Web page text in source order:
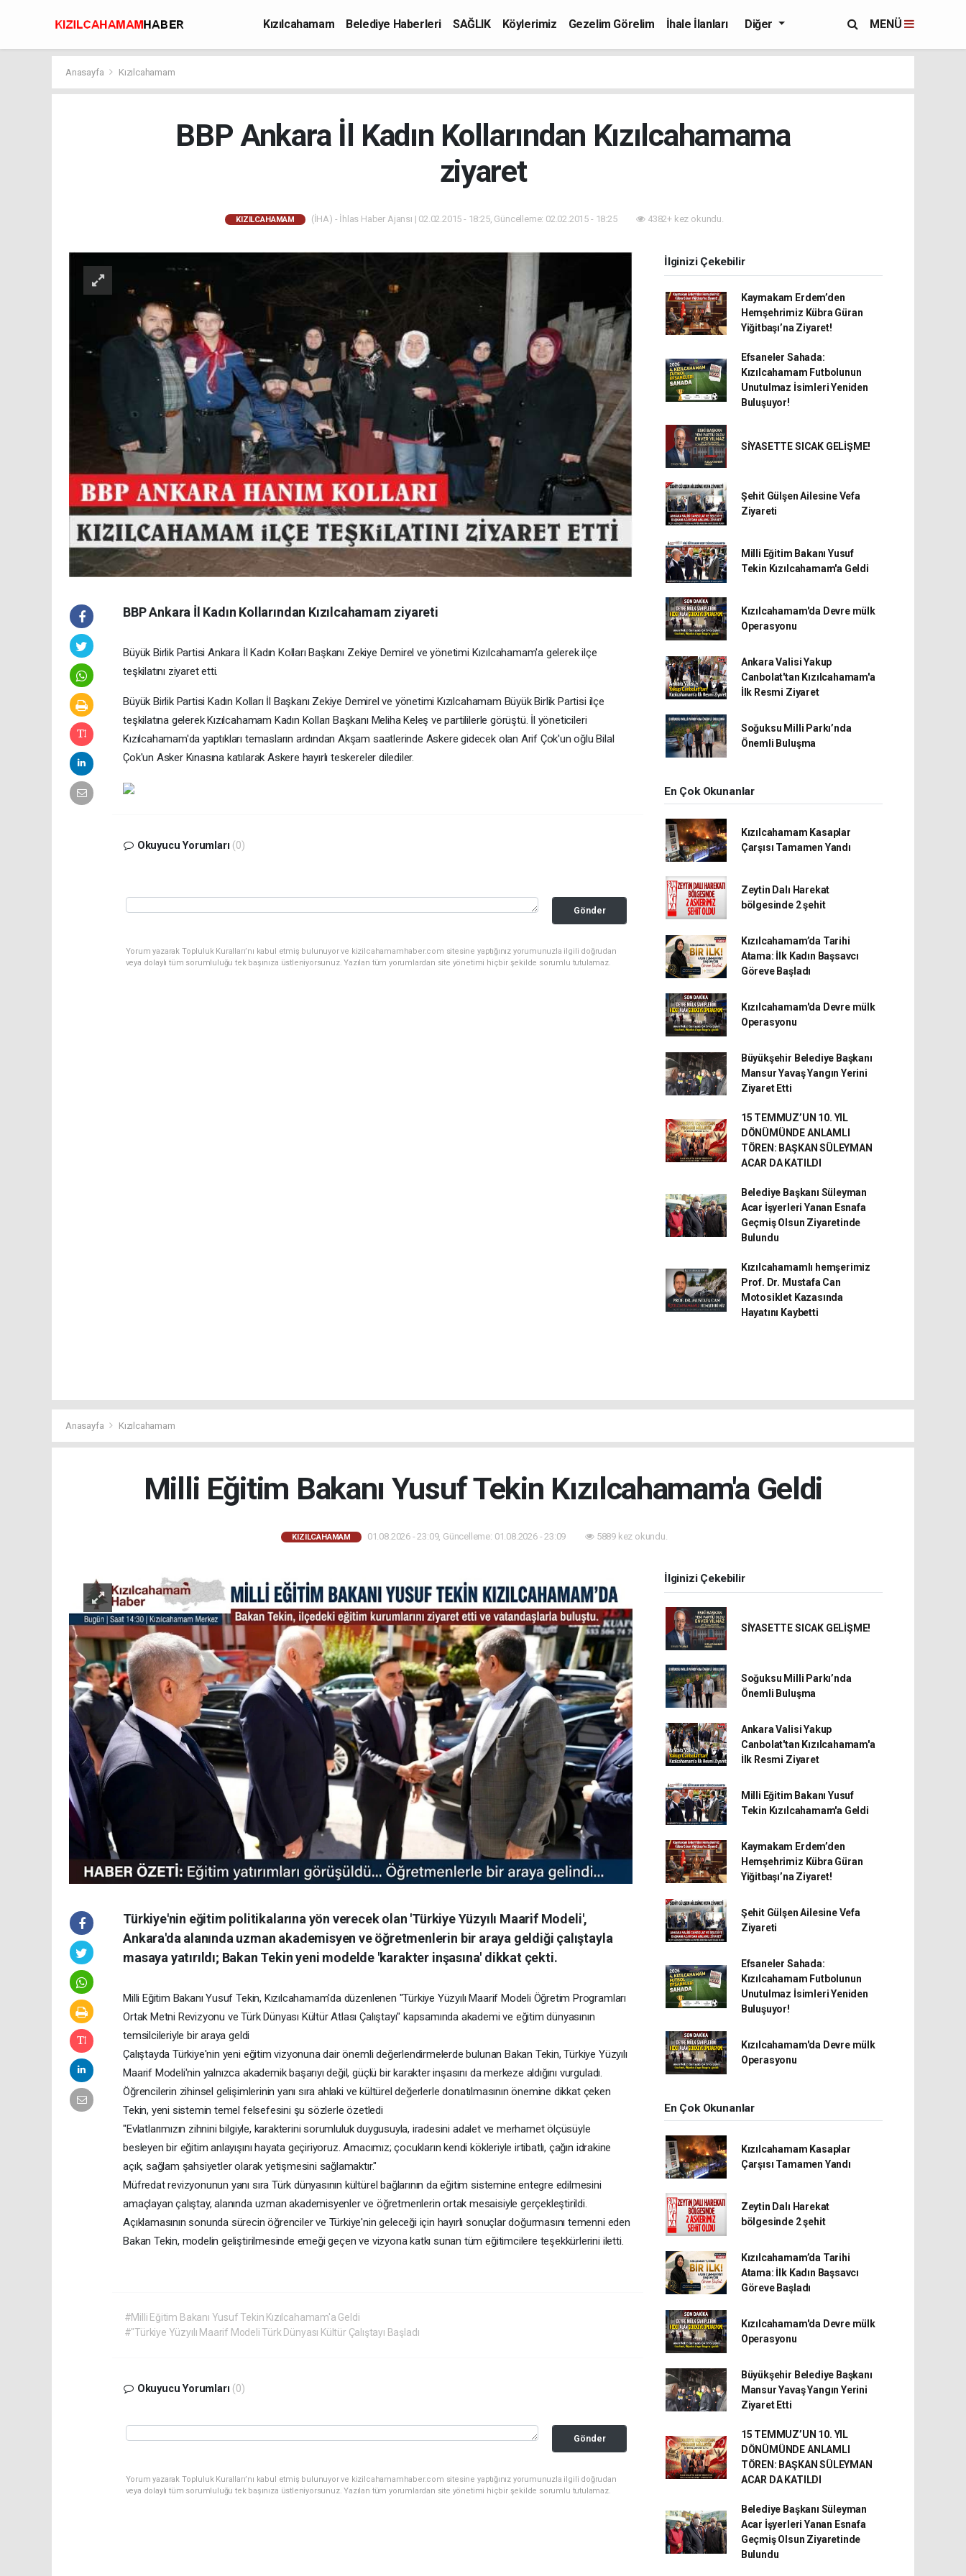
Kızılcahamam Belediye Haberleri SAĞLIK Köylerimiz Gezelim Görelim
İhale İlanları
Diğer MENÜ
Anasayfa Kızılcahamam
BBP Ankara İl Kadın Kollarından Kızılcahamama
ziyaret
KIZILCAHAMAM (İHA) - İhlas Haber Ajansı | 02.02.2015 - 18:25, Güncelleme: 02.02.2015 - 18:25 4382+ kez okundu.
BBP Ankara İl Kadın Kollarından Kızılcahamam ziyareti
Büyük Birlik Partisi Ankara İl Kadın Kolları Başkanı Zekiye Demirel ve yönetimi Kızılcahamam'a gelerek ilçe
teşkilatını ziyaret etti.
Büyük Birlik Partisi Kadın Kolları İl Başkanı Zekiye Demirel ve yönetimi Kızılcahamam Büyük Birlik Partisi ilçe
teşkilatına gelerek Kızılcahamam Kadın Kolları Başkanı Meliha Keleş ve partililerle görüştü. İl yöneticileri
Kızılcahamam'da yaptıkları temasların ardından Akşam saatlerinde Askere gidecek olan Arif Çok'un oğlu Bilal
Çok'un Asker Kınasına katılarak Askere hayırlı teskereler dilediler.
Okuyucu Yorumları (0)
Gönder
Yorum yazarak Topluluk Kuralları’nı kabul etmiş bulunuyor ve kizilcahamamhaber.com sitesine yaptığınız yorumunuzla ilgili doğrudan
veya dolaylı tüm sorumluluğu tek başınıza üstleniyorsunuz. Yazılan tüm yorumlardan site yönetimi hiçbir şekilde sorumlu tutulamaz.
İlginizi Çekebilir
Kaymakam Erdem’den
Hemşehrimiz Kübra Güran
Yiğitbaşı’na Ziyaret!
Efsaneler Sahada:
Kızılcahamam Futbolunun
Unutulmaz İsimleri Yeniden
Buluşuyor!
SİYASETTE SICAK GELİŞME!
Şehit Gülşen Ailesine Vefa
Ziyareti
Milli Eğitim Bakanı Yusuf
Tekin Kızılcahamam'a Geldi
Kızılcahamam'da Devre mülk
Operasyonu
Ankara Valisi Yakup
Canbolat'tan Kızılcahamam'a
İlk Resmi Ziyaret
Soğuksu Milli Parkı’nda
Önemli Buluşma
En Çok Okunanlar
Kızılcahamam Kasaplar
Çarşısı Tamamen Yandı
Zeytin Dalı Harekat
bölgesinde 2 şehit
Kızılcahamam’da Tarihi
Atama: İlk Kadın Başsavcı
Göreve Başladı
Kızılcahamam'da Devre mülk
Operasyonu
Büyükşehir Belediye Başkanı
Mansur Yavaş Yangın Yerini
Ziyaret Etti
15 TEMMUZ’UN 10. YIL
DÖNÜMÜNDE ANLAMLI
TÖREN: BAŞKAN SÜLEYMAN
ACAR DA KATILDI
Belediye Başkanı Süleyman
Acar İşyerleri Yanan Esnafa
Geçmiş Olsun Ziyaretinde
Bulundu
Kızılcahamamlı hemşerimiz
Prof. Dr. Mustafa Can
Motosiklet Kazasında
Hayatını Kaybetti
Anasayfa Kızılcahamam
Milli Eğitim Bakanı Yusuf Tekin Kızılcahamam'a Geldi
KIZILCAHAMAM 01.08.2026 - 23:09, Güncelleme: 01.08.2026 - 23:09 5889 kez okundu.
Türkiye'nin eğitim politikalarına yön verecek olan 'Türkiye Yüzyılı Maarif Modeli',
Ankara'da alanında uzman akademisyen ve öğretmenlerin bir araya geldiği çalıştayla
masaya yatırıldı; Bakan Tekin yeni modelde 'karakter inşasına' dikkat çekti.
Milli Eğitim Bakanı Yusuf Tekin, Kızılcahamam'da düzenlenen "Türkiye Yüzyılı Maarif Modeli Öğretim Programları
Ortak Metni Revizyonu ve Türk Dünyası Kültür Atlası Çalıştayı" kapsamında akademi ve eğitim dünyasının
temsilcileriyle bir araya geldi
Çalıştayda Türkiye'nin yeni eğitim vizyonuna dair önemli değerlendirmelerde bulunan Bakan Tekin, Türkiye Yüzyılı
Maarif Modeli'nin yalnızca akademik başarıyı değil, güçlü bir karakter inşasını da merkeze aldığını vurguladı.
Öğrencilerin zihinsel gelişimlerinin yanı sıra ahlaki ve kültürel değerlerle donatılmasının önemine dikkat çeken
Tekin, yeni sistemin temel felsefesini şu sözlerle özetledi
"Evlatlarımızın zihnini bilgiyle, karakterini sorumluluk duygusuyla, iradesini adalet ve merhamet ölçüsüyle
besleyen bir eğitim anlayışını hayata geçiriyoruz. Amacımız; çocukların kendi kökleriyle irtibatlı, çağın idrakine
açık, sağlam şahsiyetler olarak yetişmesini sağlamaktır."
Müfredat revizyonunun yanı sıra Türk dünyasının kültürel bağlarının da eğitim sistemine entegre edilmesini
amaçlayan çalıştay, alanında uzman akademisyenler ve öğretmenlerin ortak mesaisiyle gerçekleştirildi.
Açıklamasının sonunda sürecin öğrenciler ve Türkiye'nin geleceği için hayırlı sonuçlar doğurmasını temenni eden
Bakan Tekin, modelin geliştirilmesinde emeği geçen ve vizyona katkı sunan tüm eğitimcilere teşekkürlerini iletti.
#Milli Eğitim Bakanı Yusuf Tekin Kızılcahamam'a Geldi
#"Türkiye Yüzyılı Maarif Modeli Türk Dünyası Kültür Çalıştayı Başladı
Okuyucu Yorumları (0)
Gönder
Yorum yazarak Topluluk Kuralları’nı kabul etmiş bulunuyor ve kizilcahamamhaber.com sitesine yaptığınız yorumunuzla ilgili doğrudan
veya dolaylı tüm sorumluluğu tek başınıza üstleniyorsunuz. Yazılan tüm yorumlardan site yönetimi hiçbir şekilde sorumlu tutulamaz.
İlginizi Çekebilir
SİYASETTE SICAK GELİŞME!
Soğuksu Milli Parkı’nda
Önemli Buluşma
Ankara Valisi Yakup
Canbolat'tan Kızılcahamam'a
İlk Resmi Ziyaret
Milli Eğitim Bakanı Yusuf
Tekin Kızılcahamam'a Geldi
Kaymakam Erdem’den
Hemşehrimiz Kübra Güran
Yiğitbaşı’na Ziyaret!
Şehit Gülşen Ailesine Vefa
Ziyareti
Efsaneler Sahada:
Kızılcahamam Futbolunun
Unutulmaz İsimleri Yeniden
Buluşuyor!
Kızılcahamam'da Devre mülk
Operasyonu
En Çok Okunanlar
Kızılcahamam Kasaplar
Çarşısı Tamamen Yandı
Zeytin Dalı Harekat
bölgesinde 2 şehit
Kızılcahamam’da Tarihi
Atama: İlk Kadın Başsavcı
Göreve Başladı
Kızılcahamam'da Devre mülk
Operasyonu
Büyükşehir Belediye Başkanı
Mansur Yavaş Yangın Yerini
Ziyaret Etti
15 TEMMUZ’UN 10. YIL
DÖNÜMÜNDE ANLAMLI
TÖREN: BAŞKAN SÜLEYMAN
ACAR DA KATILDI
Belediye Başkanı Süleyman
Acar İşyerleri Yanan Esnafa
Geçmiş Olsun Ziyaretinde
Bulundu